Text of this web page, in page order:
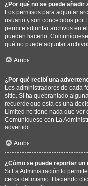
¿Por qué no se puede
Los permisos para adjuntar
usuario y son concedidos por
permite adjuntar archivos en
pueden hacerlo.
qué no puede adjuntar
Arriba
¿Por qué recibí una
Los administradores de cada
sitio. Si ha quebrantado
recuerde que esta es una
Limited no tiene nada que ver
Comuníquese con La
advertido.
Arriba
¿Cómo se puede reportar un
Si La Administración lo
cerca del mismo. Haciendo